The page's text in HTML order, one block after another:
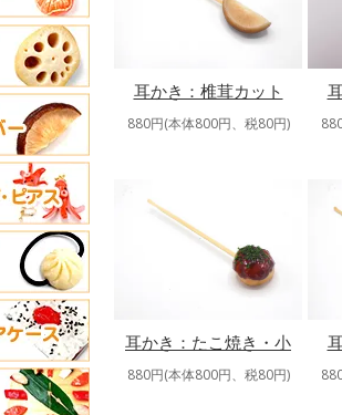
耳かき：椎茸カット
880円(本体800円、税80円)
耳かき：たこ焼き・小
880円(本体800円、税80円)